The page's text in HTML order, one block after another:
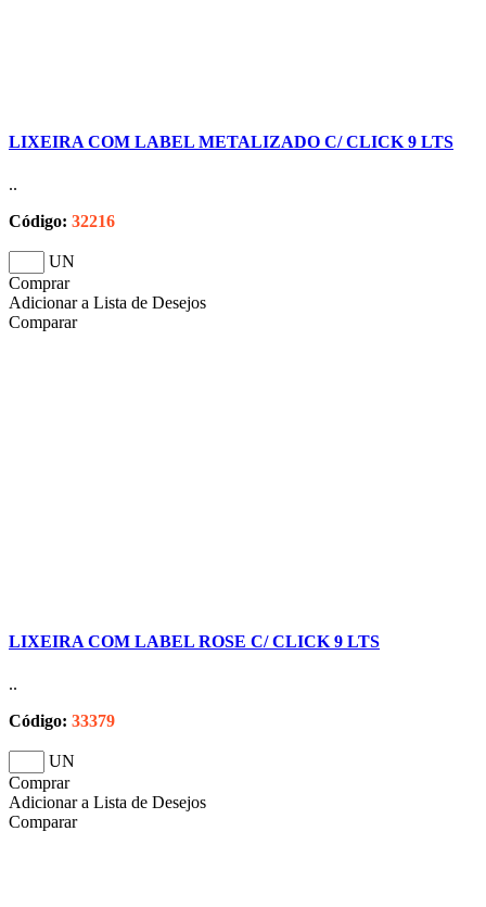
LIXEIRA COM LABEL METALIZADO C/ CLICK 9 LTS
..
Código: 32216
UN
Comprar
Adicionar a Lista de Desejos
Comparar
LIXEIRA COM LABEL ROSE C/ CLICK 9 LTS
..
Código: 33379
UN
Comprar
Adicionar a Lista de Desejos
Comparar